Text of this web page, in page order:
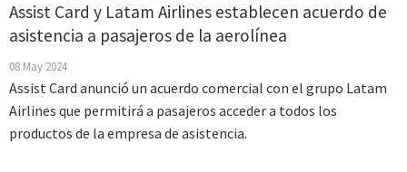
Assist Card y Latam Airlines establecen acuerdo de
asistencia a pasajeros de la aerolínea
08 May 2024
Assist Card anunció un acuerdo comercial con el grupo Latam
Airlines que permitirá a pasajeros acceder a todos los
productos de la empresa de asistencia.